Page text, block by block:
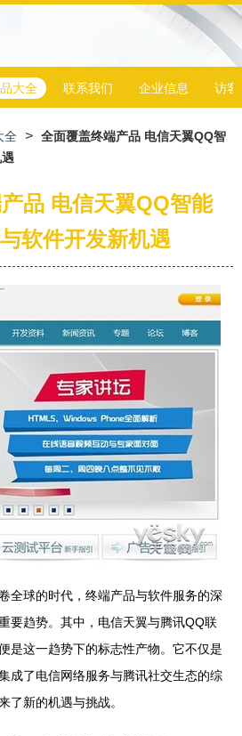
大全 联系我们 企业信息 访客
全 > 全面覆盖终端产品 电信天翼QQ智
品 电信天翼QQ智能
软件开发新机遇
全球的时代，终端产品与软件服务的深
要趋势。其中，电信天翼与腾讯QQ联
是这一趋势下的标志性产物。它不仅是
成了电信网络服务与腾讯社交生态的综
了新的机遇与挑战。